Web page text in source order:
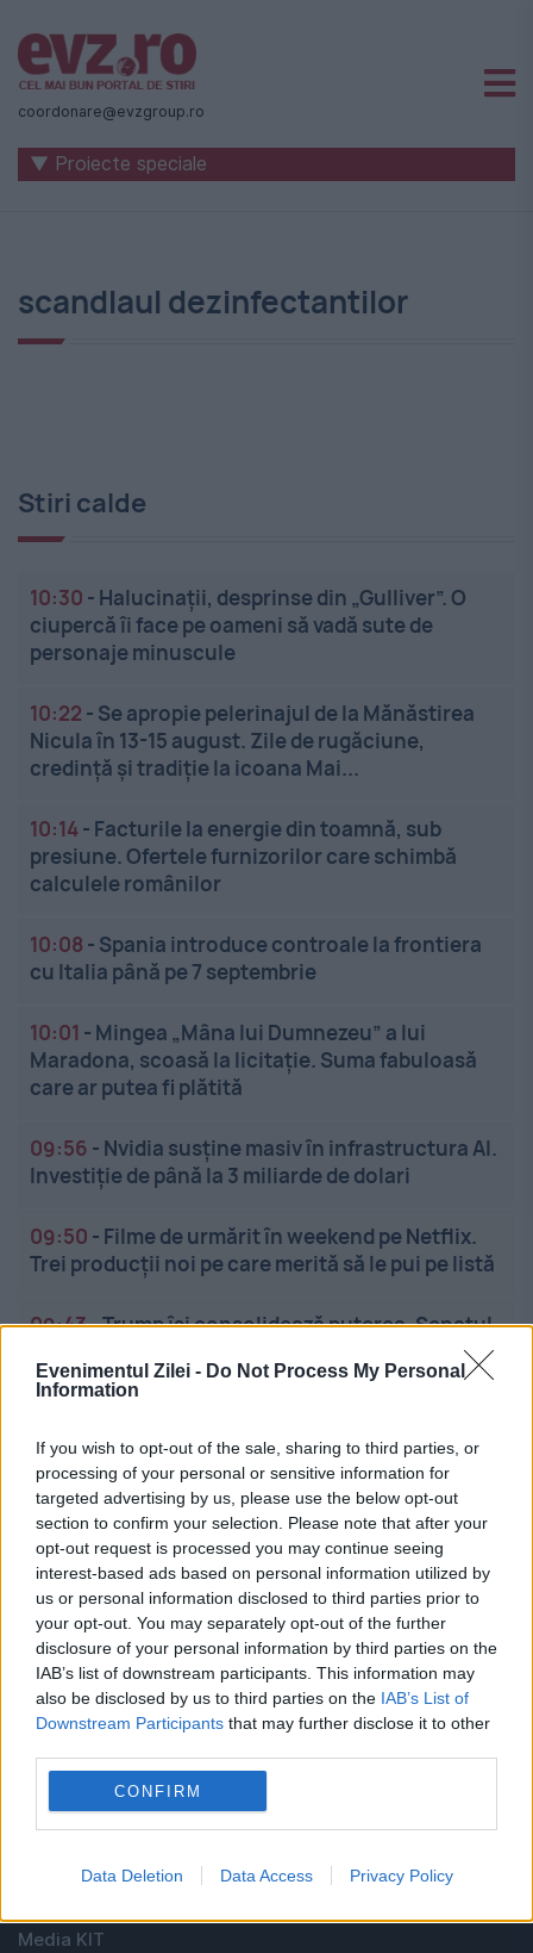
Evenimentul Zilei - Do Not Process My Personal
Information
If you wish to opt-out of the sale, sharing to third parties, or
processing of your personal or sensitive information for
targeted advertising by us, please use the below opt-out
section to confirm your selection. Please note that after your
opt-out request is processed you may continue seeing
interest-based ads based on personal information utilized by
us or personal information disclosed to third parties prior to
your opt-out. You may separately opt-out of the further
disclosure of your personal information by third parties on the
IAB’s list of downstream participants. This information may
also be disclosed by us to third parties on the IAB’s List of
Downstream Participants that may further disclose it to other
CONFIRM
Data Deletion Data Access Privacy Policy
Știri
naționale
internaționale
-
Evenimentul
coordonare@evzgroup.ro
▼ Proiecte speciale
scandlaul dezinfectantilor
Stiri calde
10:30 - Halucinații, desprinse din „Gulliver”. O
ciupercă îi face pe oameni să vadă sute de
personaje minuscule
10:22 - Se apropie pelerinajul de la Mănăstirea
Nicula în 13-15 august. Zile de rugăciune,
credință și tradiție la icoana Mai...
10:14- Facturile la energie din toamnă, sub
presiune. Ofertele furnizorilor care schimbă
calculele românilor
10:08 - Spania introduce controale la frontiera
cu Italia până pe 7 septembrie
10:01 - Mingea „Mâna lui Dumnezeu” a lui
Maradona, scoasă la licitație. Suma fabuloasă
care ar putea fi plătită
09:56 - Nvidia susține masiv în infrastructura AI.
Investiție de până la 3 miliarde de dolari
09:50 - Filme de urmărit în weekend pe Netflix.
Trei producții noi pe care merită să le pui pe listă
09:43-Trump își consolidează puterea. Senatul
Cel mai bun portal de stiri!
Evenimentul Zilei este o publicație multimedia, dedicată
relevante din toate domeniile de activitate
Linkuri utile
Media KIT